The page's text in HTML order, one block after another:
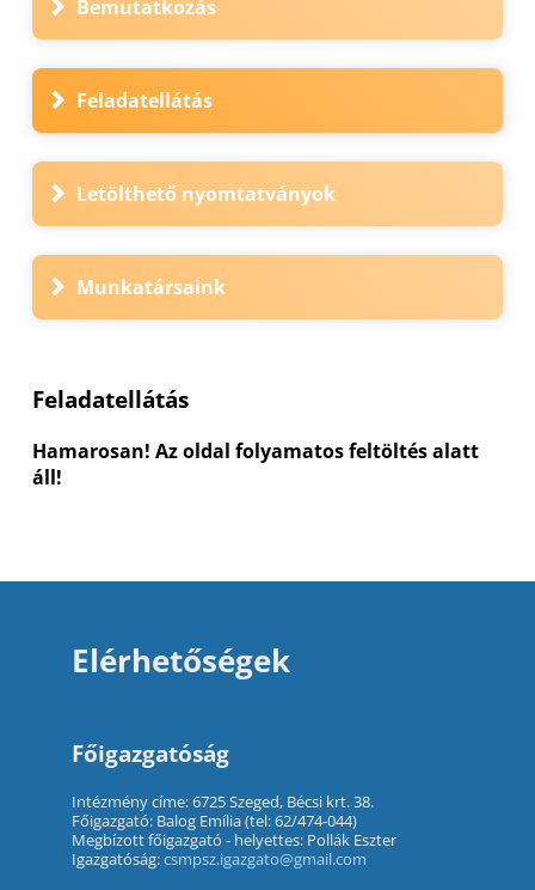
Bemutatkozás
Feladatellátás
Letölthető nyomtatványok
Munkatársaink
Feladatellátás
Hamarosan! Az oldal folyamatos feltöltés alatt
áll!
Elérhetőségek
Főigazgatóság
Intézmény címe: 6725 Szeged, Bécsi krt. 38.
Főigazgató: Balog Emília (tel: 62/474-044)
Megbízott főigazgató - helyettes: Pollák Eszter
Igazgatóság:csmpsz.igazgato@gmail.com